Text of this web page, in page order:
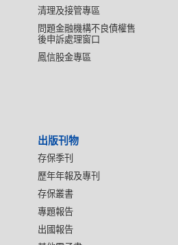
清理及接管專區
問題金融機構不良債權售
後申訴處理窗口
鳳信股金專區
出版刊物
存保季刊
歷年年報及專刊
存保叢書
專題報告
出國報告